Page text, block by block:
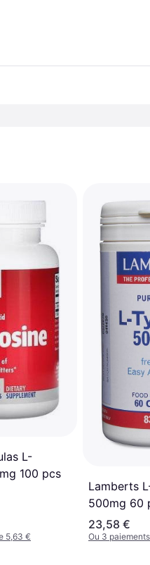
L-
100 pcs
5,63 €
Lamberts
500mg 60
23,58 €
Ou 3